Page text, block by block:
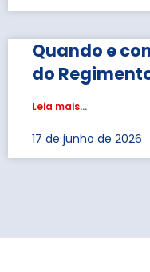
Quando e
do
Leia mais...
17 de junho de 2026